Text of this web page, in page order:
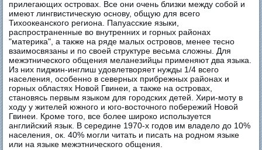
прилегающих островах. Все они очень близки между собой и
имеют лингвистическую основу, общую для всего
Тихоокеанского региона. Папуасские языки,
распространенные во внутренних и горных районах
"материка", а также на ряде малых островов, менее тесно
взаимосвязаны и по своей структуре весьма сложны. Для
межэтнического общения меланезийцы применяют два языка.
Из них пиджин-инглиш удовлетворяет нужды 1/4 всего
населения, особенно в северных прибрежных районах и
горных областях Новой Гвинеи, а также на островах,
становясь первым языком для городских детей. Хири-моту в
ходу у жителей южного и юго-восточного побережий Новой
Гвинеи. Кроме того, все более широко используется
английский язык. В середине 1970-х годов им владело до 10%
населения, ок. 40% могли читать и писать на родном языке
или на языке межэтнического общения.